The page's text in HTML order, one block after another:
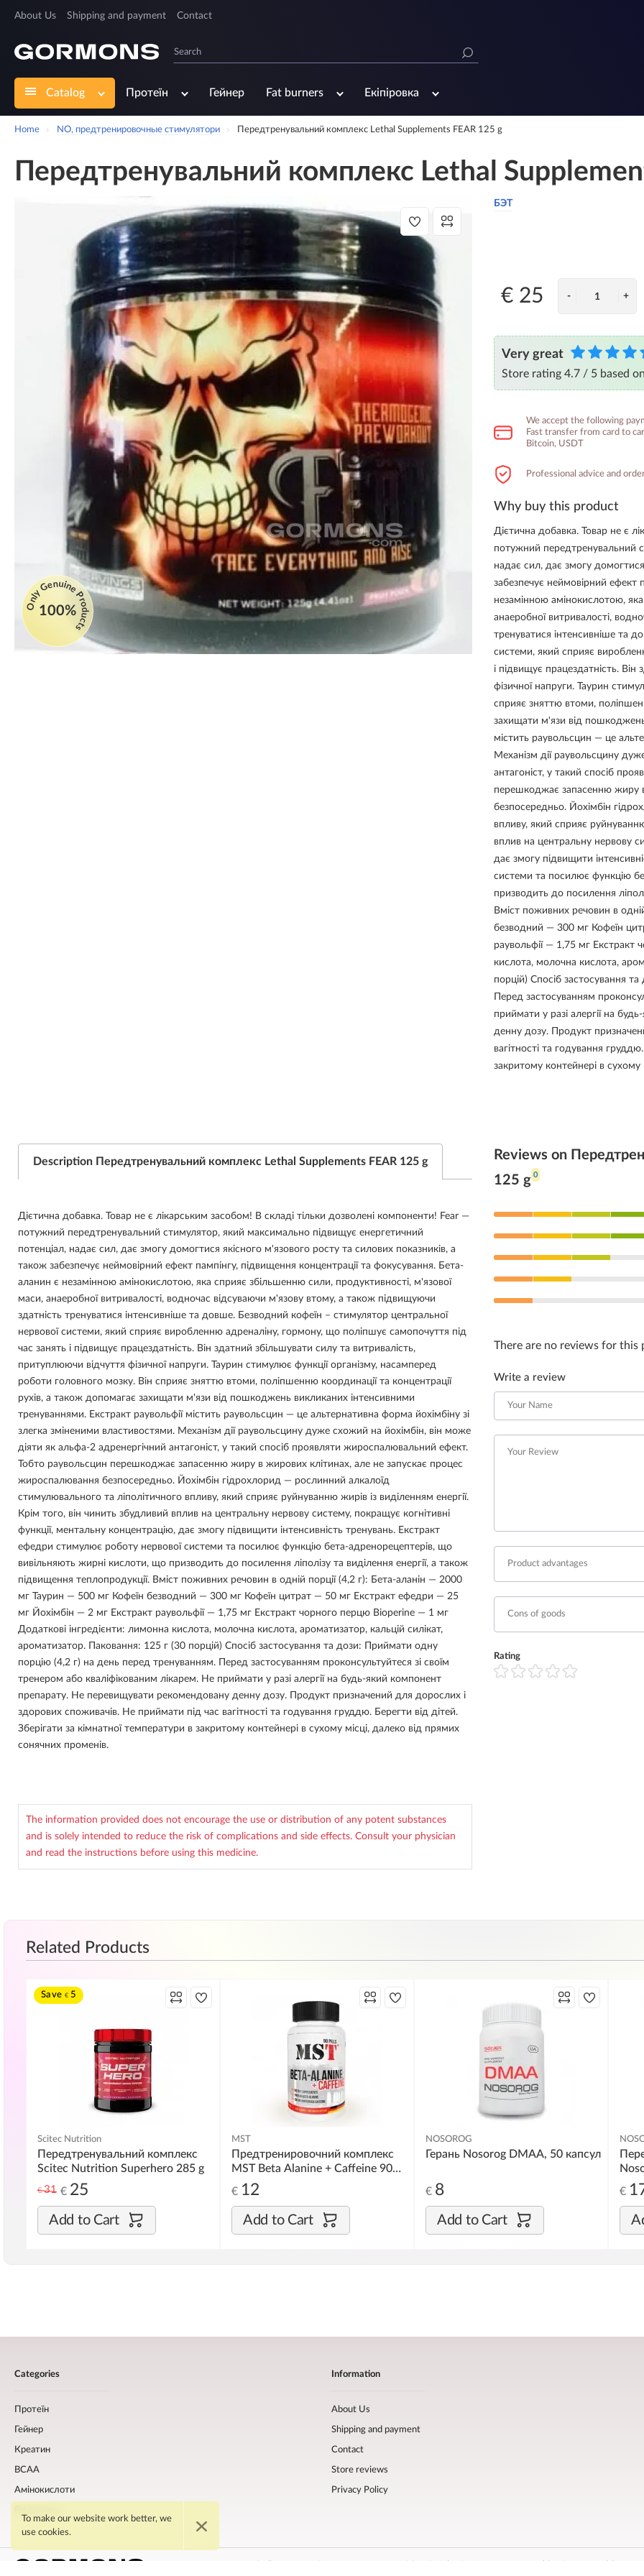
About Us Shipping and payment Contact
Catalog Протеїн Гейнер Fat burners Екіпіровка
Home NO, предтренировочные стимулятори Передтренувальний комплекс Lethal Supplements FEAR 125 g
Передтренувальний комплекс Lethal
Only Genuine Products
100%
БЭТ
€ 25
Very great
Store rating 4.7 / 5 based
We accept the following
Fast transfer from card to
Bitcoin, USDT
Professional advice and
Why buy this product
Дієтична добавка. Товар не є
потужний передтренувальний
надає сил, дає змогу
забезпечує неймовірний ефект
незамінною амінокислотою,
анаеробної витривалості,
тренуватися інтенсивніше та
системи, який сприяє
і підвищує працездатність.
фізичної напруги. Таурин
сприяє зняттю втоми,
захищати м'язи від
містить раувольсцин — це
Механізм дії раувольсцину
антагоніст, у такий спосіб
перешкоджає запасенню жиру
безпосередньо. Йохімбін
впливу, який сприяє
вплив на центральну нервову
дає змогу підвищити
системи та посилює функцію
призводить до посилення
Вміст поживних речовин в
безводний — 300 мг Кофеїн
раувольфії — 1,75 мг Екстракт
кислота, молочна кислота,
порцій) Спосіб застосування
Перед застосуванням
приймати у разі алергії на
денну дозу. Продукт
вагітності та годування
закритому контейнері в
Description Передтренувальний комплекс Lethal Supplements FEAR 125 g
Дієтична добавка. Товар не є лікарським засобом! В складі тільки дозволені компоненти! Fear —
потужний передтренувальний стимулятор, який максимально підвищує енергетичний
потенціал, надає сил, дає змогу домогтися якісного м'язового росту та силових показників, а
також забезпечує неймовірний ефект пампінгу, підвищення концентрації та фокусування. Бета-
аланин є незамінною амінокислотою, яка сприяє збільшенню сили, продуктивності, м'язової
маси, анаеробної витривалості, водночас відсуваючи м'язову втому, а також підвищуючи
здатність тренуватися інтенсивніше та довше. Безводний кофеїн – стимулятор центральної
нервової системи, який сприяє виробленню адреналіну, гормону, що поліпшує самопочуття під
час занять і підвищує працездатність. Він здатний збільшувати силу та витривалість,
притуплюючи відчуття фізичної напруги. Таурин стимулює функції організму, насамперед
роботи головного мозку. Він сприяє зняттю втоми, поліпшенню координації та концентрації
рухів, а також допомагає захищати м'язи від пошкоджень викликаних інтенсивними
тренуваннями. Екстракт раувольфії містить раувольсцин — це альтернативна форма йохімбіну зі
злегка зміненими властивостями. Механізм дії раувольсцину дуже схожий на йохімбін, він може
діяти як альфа-2 адренергічний антагоніст, у такий спосіб проявляти жироспалювальний ефект.
Тобто раувольсцин перешкоджає запасенню жиру в жирових клітинах, але не запускає процес
жироспалювання безпосередньо. Йохімбін гідрохлорид — рослинний алкалоїд
стимулювального та ліполітичного впливу, який сприяє руйнуванню жирів із виділенням енергії.
Крім того, він чинить збудливий вплив на центральну нервову систему, покращує когнітивні
функції, ментальну концентрацію, дає змогу підвищити інтенсивність тренувань. Екстракт
ефедри стимулює роботу нервової системи та посилює функцію бета-адренорецептерів, що
вивільняють жирні кислоти, що призводить до посилення ліполізу та виділення енергії, а також
підвищення теплопродукції. Вміст поживних речовин в одній порції (4,2 г): Бета-аланін — 2000
мг Таурин — 500 мг Кофеїн безводний — 300 мг Кофеїн цитрат — 50 мг Екстракт ефедри — 25
мг Йохімбін — 2 мг Екстракт раувольфії — 1,75 мг Екстракт чорного перцю Bioperine — 1 мг
Додаткові інгредієнти: лимонна кислота, молочна кислота, ароматизатор, кальцій силікат,
ароматизатор. Паковання: 125 г (30 порцій) Спосіб застосування та дози: Приймати одну
порцію (4,2 г) на день перед тренуванням. Перед застосуванням проконсультуйтеся зі своїм
тренером або кваліфікованим лікарем. Не приймати у разі алергії на будь-який компонент
препарату. Не перевищувати рекомендовану денну дозу. Продукт призначений для дорослих і
здорових споживачів. Не приймати під час вагітності та годування груддю. Берегти від дітей.
Зберігати за кімнатної температури в закритому контейнері в сухому місці, далеко від прямих
сонячних променів.
The information provided does not encourage the use or distribution of any potent substances
and is solely intended to reduce the risk of complications and side effects. Consult your physician
and read the instructions before using this medicine.
Reviews on
125 g 0
There are no reviews for this
Write a review
Rating
Related Products
Save € 5
Scitec Nutrition
Передтренувальний комплекс
Scitec Nutrition Superhero 285 g
€31 € 25
Add to Cart
MST
Предтренировочний комплекс
MST Beta Alanine + Caffeine 90
tab
€ 12
Add to Cart
NOSOROG
Герань Nosorog DMAA, 50 капсул
€ 8
Add to Cart
€
To make our website work better, we
use cookies.
Categories
Протеїн
Гейнер
Креатин
BCAA
Амінокислоти
Information
About Us
Shipping and payment
Contact
Store reviews
Privacy Policy